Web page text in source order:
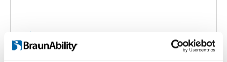
Twinlock: How to use
(copiez le code ci-dessous et